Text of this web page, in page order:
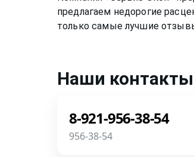
предлагаем недорогие
только самые лучшие
Наши контакты
8-921-956-38-54
956-38-54